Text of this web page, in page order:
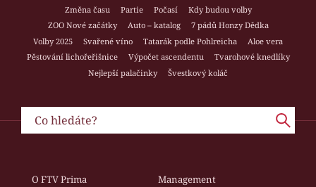
Změna času
Partie Počasí
Kdy budou volby
ZOO Nové začátky
Auto – katalog
7 pádů Honzy Dědka
Volby 2025
Svařené víno Tatarák podle Pohlreicha
Aloe vera
Pěstování lichořeřišnice
Výpočet ascendentu
Tvarohové knedlíky
Nejlepší palačinky
Švestkový koláč
O FTV Prima
Management